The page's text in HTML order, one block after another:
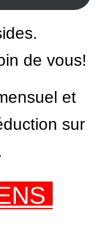
de vous!
et
sur